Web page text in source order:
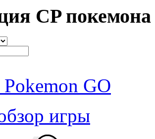
CP покемона
GO
игры